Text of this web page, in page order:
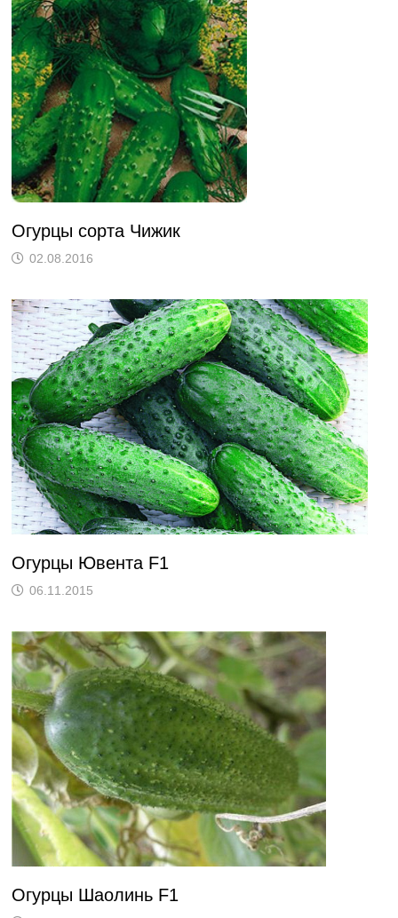
Огурцы сорта Чижик
02.08.2016
Огурцы Ювента F1
06.11.2015
Огурцы Шаолинь F1